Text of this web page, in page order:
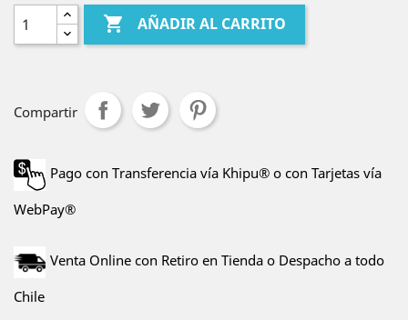
 AÑADIR AL CARRITO
Compartir
Pago con Transferencia vía Khipu® o con Tarjetas vía
WebPay®
Venta Online con Retiro en Tienda o Despacho a todo
Chile